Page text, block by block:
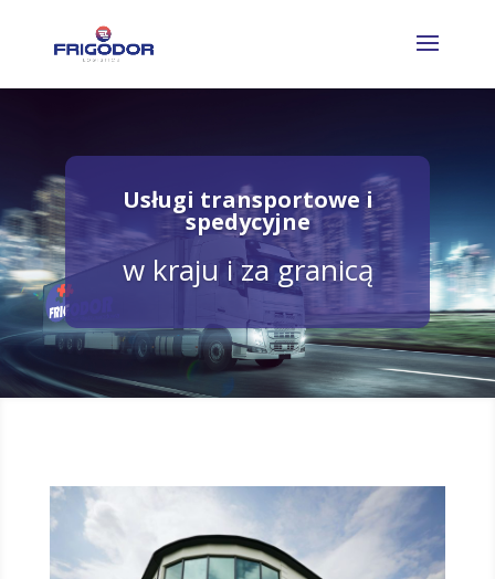
Usługi transportowe i
spedycyjne
w kraju i za granicą